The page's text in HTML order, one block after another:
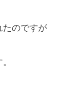
たのですが